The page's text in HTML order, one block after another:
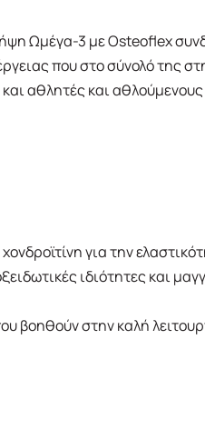
Ωμέγα-3 με Osteoflex
που στο σύνολό της
αθλητές και
για την
ιδιότητες και
βοηθούν στην καλή